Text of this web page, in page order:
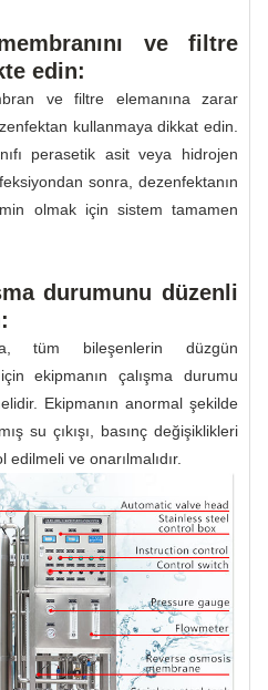
ve filtre
edin:
ve filtre elemanına zarar
kullanmaya dikkat edin.
perasetik asit veya hidrojen
sonra, dezenfektanın
olmak için sistem tamamen
durumunu düzenli
tüm bileşenlerin düzgün
ekipmanın çalışma durumu
Ekipmanın anormal şekilde
su çıkışı, basınç değişiklikleri
ve onarılmalıdır.